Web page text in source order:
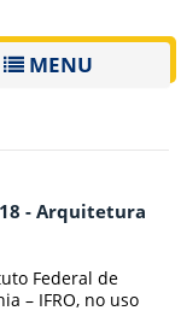
MENU
- Arquitetura
Federal de
– IFRO, no uso